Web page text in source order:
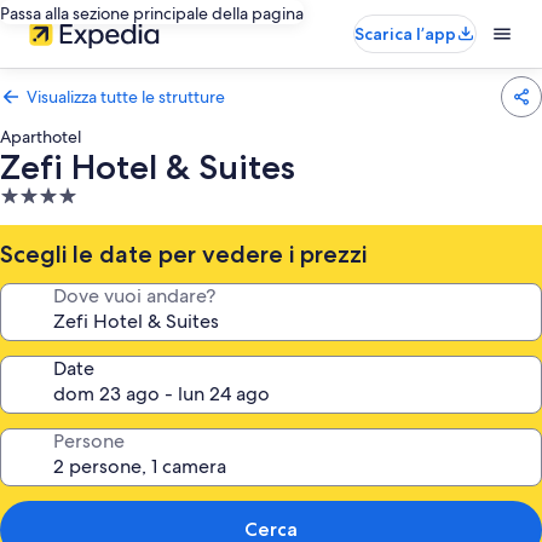
Passa alla sezione principale della pagina
Scarica l’app
Visualizza tutte le strutture
Aparthotel
Zefi Hotel & Suites
Struttura
a
4.0
stelle
Scegli le date per vedere i prezzi
Dove vuoi andare?
Date
Persone
Cerca